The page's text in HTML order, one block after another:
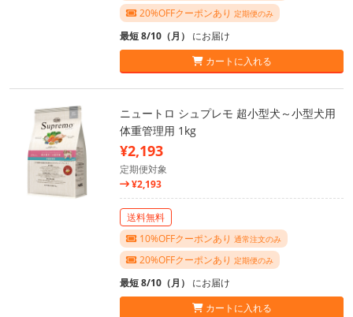
20%OFFクーポンあり 定期便のみ
最短 8/10（月） にお届け
カートに入れる
ニュートロ シュプレモ 超小型犬～小型犬用
体重管理用 1kg
¥2,193
定期便対象
¥2,193
送料無料
10%OFFクーポンあり 通常注文のみ
20%OFFクーポンあり 定期便のみ
最短 8/10（月） にお届け
カートに入れる